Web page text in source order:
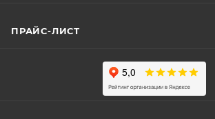
ПРАЙС-ЛИСТ